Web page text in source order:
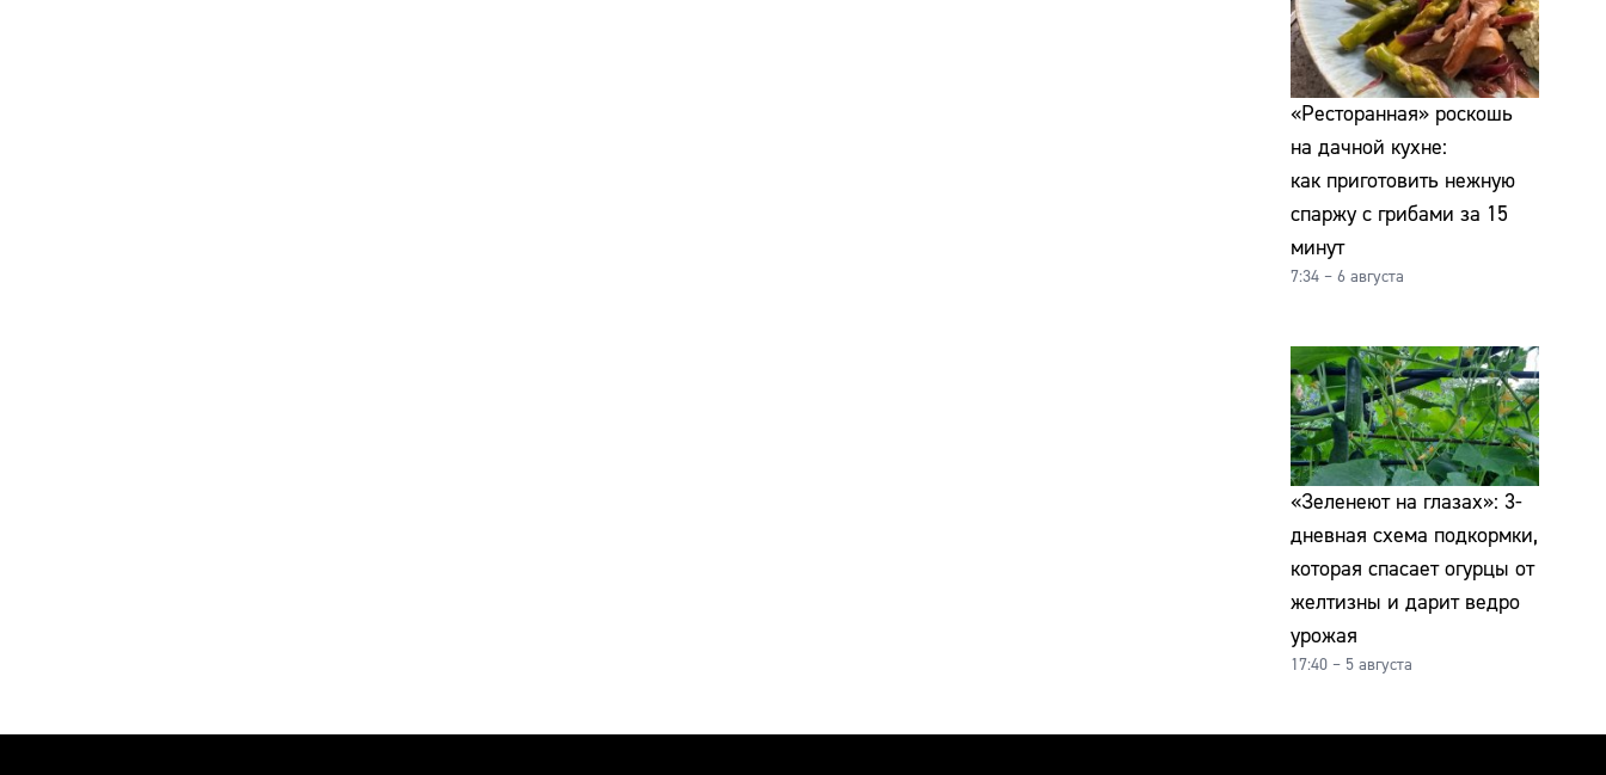
«Ресторанная» роскошь
на дачной кухне:
как приготовить нежную
спаржу с грибами за 15
минут
7:34 – 6 августа
«Зеленеют на глазах»: 3-
дневная схема подкормки,
которая спасает огурцы от
желтизны и дарит ведро
урожая
17:40 – 5 августа